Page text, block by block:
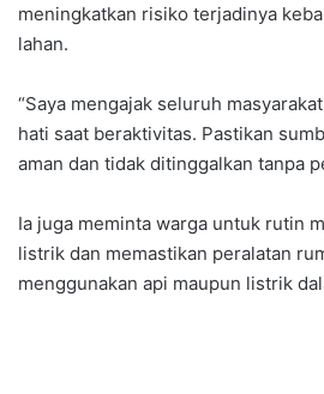
meningkatkan risiko terjadinya
lahan.
“Saya mengajak seluruh
hati saat beraktivitas. Pastikan
aman dan tidak ditinggalkan tanpa
Ia juga meminta warga untuk rutin
listrik dan memastikan peralatan
menggunakan api maupun listrik